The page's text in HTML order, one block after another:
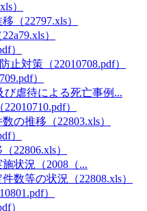
）
（22797.xls）
）
）
対策（22010708.pdf）
）
び虐待による死亡事例...
）
の推移（22803.xls）
）
22806.xls）
状況（2008（...
数等の状況（22808.xls）
）
）